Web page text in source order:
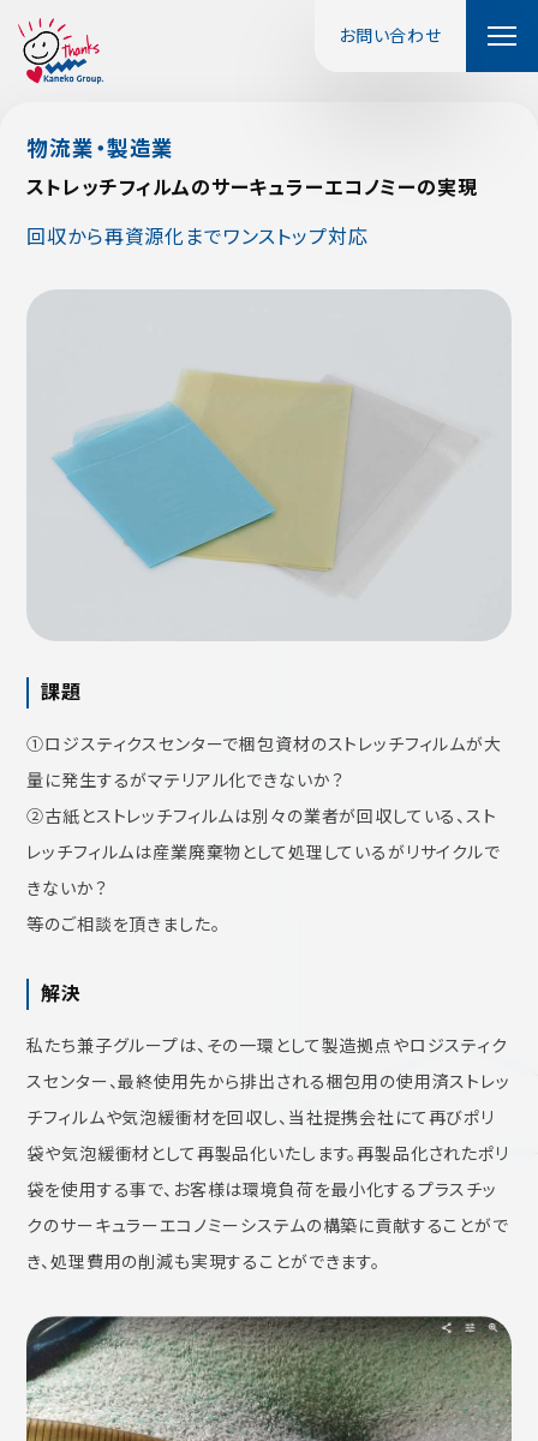
お問い合わせ
物流業・製造業
ストレッチフィルムのサーキュラーエコノミーの実現
回収から再資源化までワンストップ対応
課題
①ロジスティクスセンターで梱包資材のストレッチフィルムが大
量に発生するがマテリアル化できないか？
②古紙とストレッチフィルムは別々の業者が回収している、スト
レッチフィルムは産業廃棄物として処理しているがリサイクルで
きないか？
等のご相談を頂きました。
解決
私たち兼子グループは、その一環として製造拠点やロジスティク
スセンター、最終使用先から排出される梱包用の使用済ストレッ
チフィルムや気泡緩衝材を回収し、当社提携会社にて再びポリ
袋や気泡緩衝材として再製品化いたします。再製品化されたポリ
袋を使用する事で、お客様は環境負荷を最小化するプラスチッ
クのサーキュラーエコノミーシステムの構築に貢献することがで
き、処理費用の削減も実現することができます。